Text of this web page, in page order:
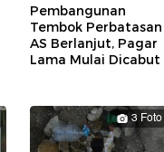
Pembangunan
Tembok Perbatasan
AS Berlanjut, Pagar
Lama Mulai Dicabut
3 Foto